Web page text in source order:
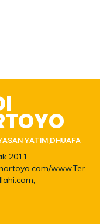
YATIM,DHUAFA
2011
www.Ter